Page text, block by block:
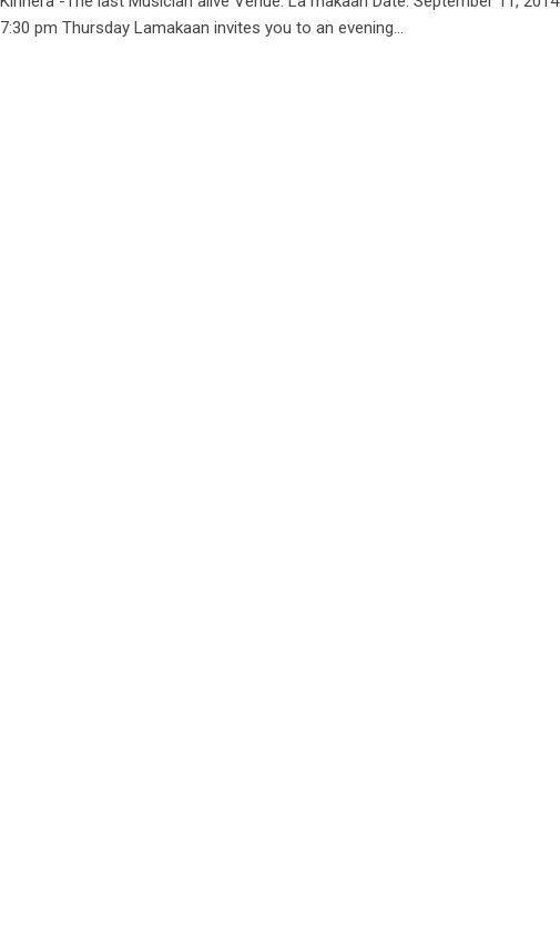
7:30 pm Thursday Lamakaan invites you to an evening…